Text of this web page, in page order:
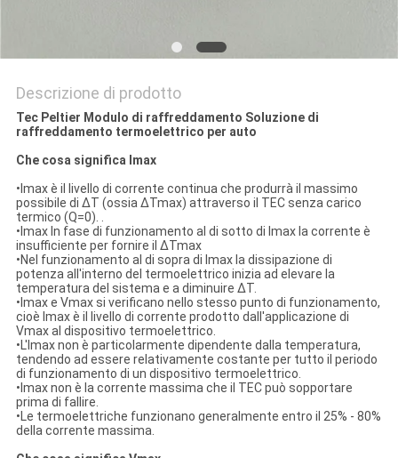
Descrizione di prodotto
Tec Peltier Modulo di raffreddamento Soluzione di
raffreddamento termoelettrico per auto
Che cosa significa Imax
•Imax è il livello di corrente continua che produrrà il massimo
possibile di ΔT (ossia ΔTmax) attraverso il TEC senza carico
termico (Q=0). .
•Imax In fase di funzionamento al di sotto di Imax la corrente è
insufficiente per fornire il ΔTmax
•Nel funzionamento al di sopra di Imax la dissipazione di
potenza all'interno del termoelettrico inizia ad elevare la
temperatura del sistema e a diminuire ΔT.
•Imax e Vmax si verificano nello stesso punto di funzionamento,
cioè Imax è il livello di corrente prodotto dall'applicazione di
Vmax al dispositivo termoelettrico.
•L'Imax non è particolarmente dipendente dalla temperatura,
tendendo ad essere relativamente costante per tutto il periodo
di funzionamento di un dispositivo termoelettrico.
•Imax non è la corrente massima che il TEC può sopportare
prima di fallire.
•Le termoelettriche funzionano generalmente entro il 25% - 80%
della corrente massima.